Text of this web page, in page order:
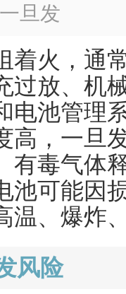
旦发
着火，通
过放、机
电池管理
高，一旦
有毒气体
池可能因
温、爆炸
风险